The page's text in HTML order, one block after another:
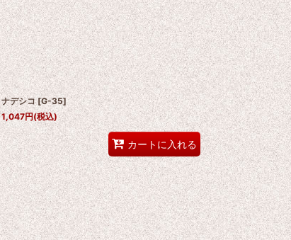
ナデシコ [G-35]
1,047円(税込)
カートに入れる